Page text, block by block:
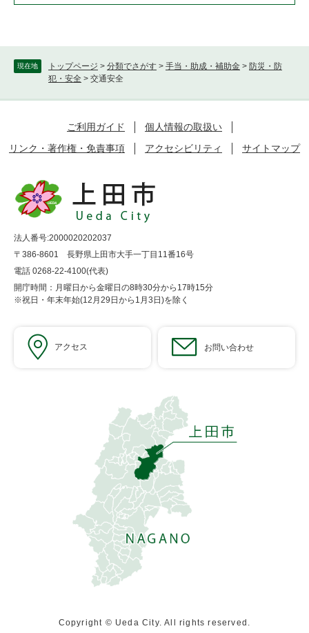
現在地 トップページ > 分類でさがす > 手当・助成・補助金 > 防災・防
犯・安全 > 交通安全
ご利用ガイド
個人情報の取扱い
リンク・著作権・免責事項
アクセシビリティ サイトマップ
法人番号:2000020202037
〒386-8601 長野県上田市大手一丁目11番16号
電話 0268-22-4100(代表)
開庁時間：月曜日から金曜日の8時30分から17時15分
※祝日・年末年始(12月29日から1月3日)を除く
アクセス お問い合わせ
Copyright © Ueda City. All rights reserved.